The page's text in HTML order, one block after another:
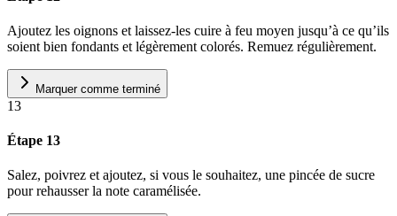
Ajoutez les oignons et laissez-les cuire à feu moyen jusqu’à ce qu’ils
soient bien fondants et légèrement colorés. Remuez régulièrement.
Marquer comme terminé
13
Étape 13
Salez, poivrez et ajoutez, si vous le souhaitez, une pincée de sucre
pour rehausser la note caramélisée.